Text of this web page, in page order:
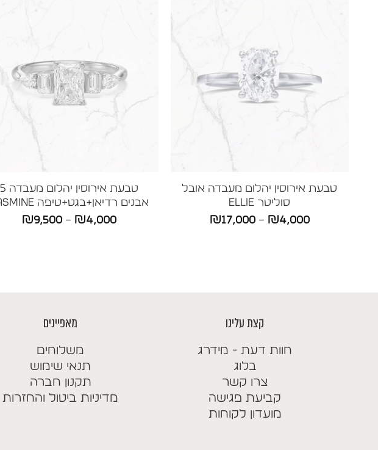
טבעת אירוסין יהלום מעבדה אובל
סוליטר ELLIE
₪4,000
–
₪17,000
טבעת אירוסין יהלום מעבדה 5
אבנים רדיאן+בגט+טיפה JASMINE
₪4,000
–
₪9,500
קצת עלינו
חוות דעת - מידרג
בלוג
צרו קשר
קביעת פגישה
מועדון לקוחות
מאפיינים
משלוחים
תנאי שימוש
תקנון חברה
מדיניות ביטול והחזרות